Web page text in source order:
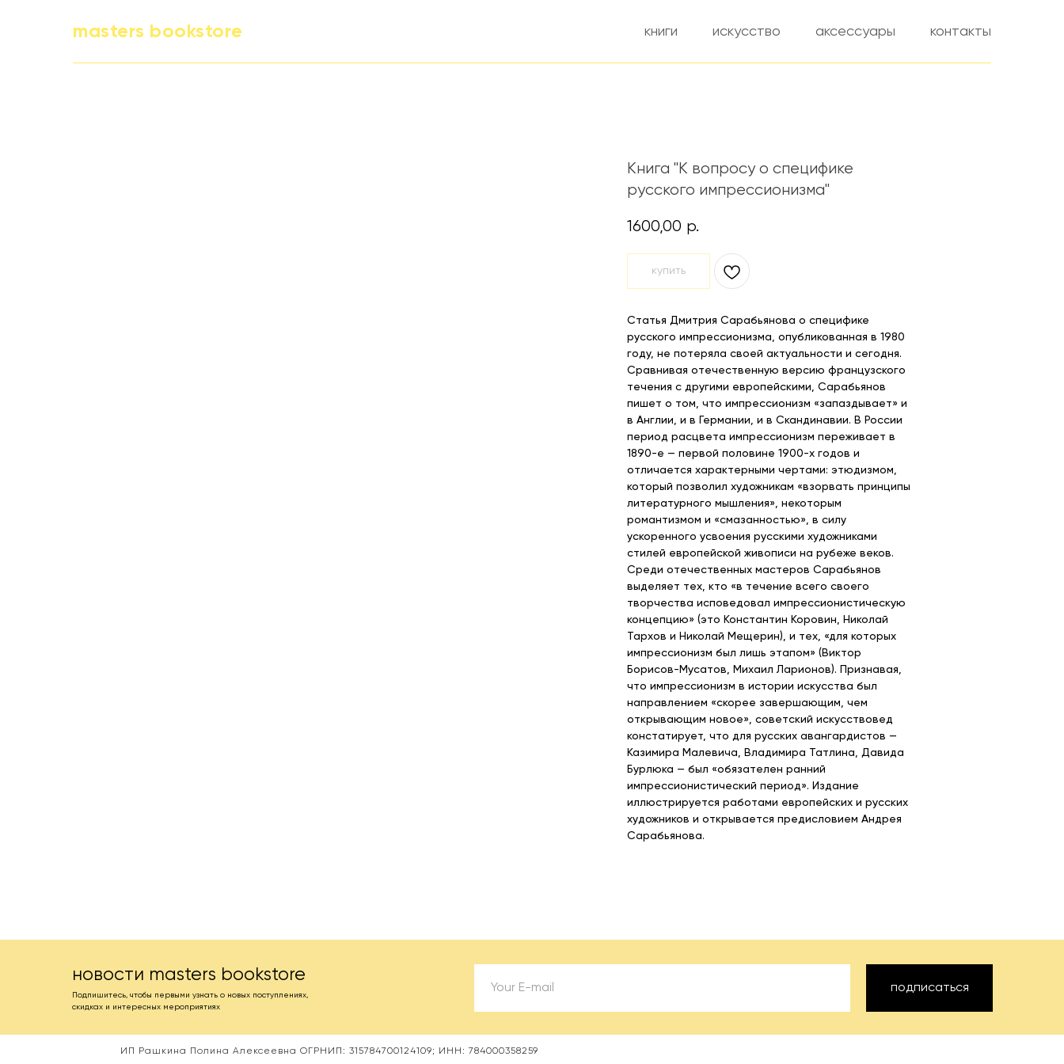
masters bookstore книги искусство аксессуары контакты
Книга "К вопросу о специфике
русского импрессионизма"
1600,00 р.
купить
Статья Дмитрия Сарабьянова о специфике
русского импрессионизма, опубликованная в 1980
году, не потеряла своей актуальности и сегодня.
Сравнивая отечественную версию французского
течения с другими европейскими, Сарабьянов
пишет о том, что импрессионизм «запаздывает» и
в Англии, и в Германии, и в Скандинавии. В России
период расцвета импрессионизм переживает в
1890-е — первой половине 1900-х годов и
отличается характерными чертами: этюдизмом,
который позволил художникам «взорвать принципы
литературного мышления», некоторым
романтизмом и «смазанностью», в силу
ускоренного усвоения русскими художниками
стилей европейской живописи на рубеже веков.
Среди отечественных мастеров Сарабьянов
выделяет тех, кто «в течение всего своего
творчества исповедовал импрессионистическую
концепцию» (это Константин Коровин, Николай
Тархов и Николай Мещерин), и тех, «для которых
импрессионизм был лишь этапом» (Виктор
Борисов-Мусатов, Михаил Ларионов). Признавая,
что импрессионизм в истории искусства был
направлением «скорее завершающим, чем
открывающим новое», советский искусствовед
констатирует, что для русских авангардистов —
Казимира Малевича, Владимира Татлина, Давида
Бурлюка — был «обязателен ранний
импрессионистический период». Издание
иллюстрируется работами европейских и русских
художников и открывается предисловием Андрея
Сарабьянова.
новости masters bookstore
Подпишитесь, чтобы первыми узнать о новых поступлениях,
скидках и интересных мероприятиях
подписаться
ИП Рашкина Полина Алексеевна ОГРНИП: 315784700124109; ИНН: 784000358259